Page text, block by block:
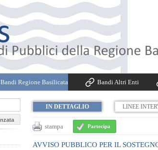
Bandi Regione Basilicata Bandi Altri Enti
IN DETTAGLIO LINEE
stampa Partecipa
AVVISO PUBBLICO PER IL